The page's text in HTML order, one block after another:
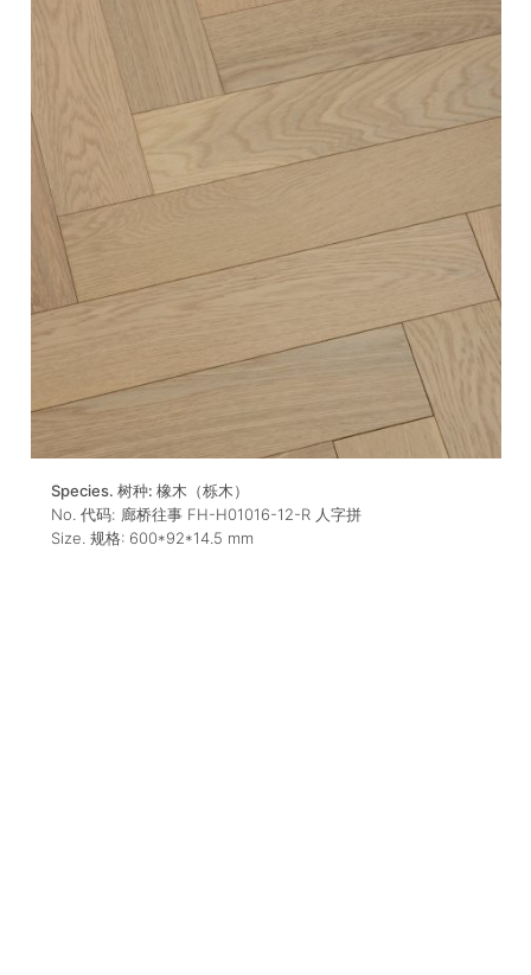
Species. 树种: 橡木（栎木）
No. 代码: 廊桥往事 FH-H01016-12-R 人字拼
Size. 规格: 600*92*14.5 mm